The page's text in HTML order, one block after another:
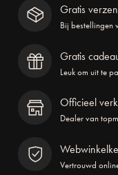
Gratis
Bij bestellingen
Gratis
Leuk om uit te
Officieel
Dealer van
Vertrouwd